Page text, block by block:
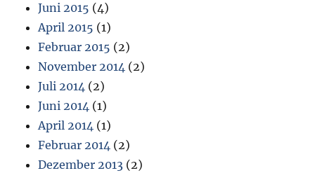
Juni 2015 (4)
April 2015 (1)
Februar 2015 (2)
November 2014 (2)
Juli 2014 (2)
Juni 2014 (1)
April 2014 (1)
Februar 2014 (2)
Dezember 2013 (2)